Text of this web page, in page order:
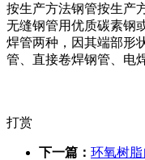
按生产方法钢管按生产
无缝钢管用优质碳素钢
焊管两种，因其端部形
管、直接卷焊钢管、电
打赏
下一篇： 环氧树